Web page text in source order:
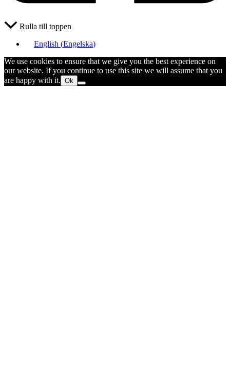
Rulla till toppen
English (Engelska)
We use cookies to ensure that we give you the best experience on
our website. If you continue to use this site we will assume that you
are happy with it. Ok